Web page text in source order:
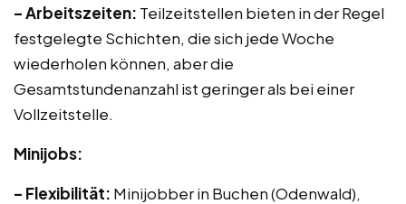
– Arbeitszeiten: Teilzeitstellen bieten in der Regel
festgelegte Schichten, die sich jede Woche
wiederholen können, aber die
Gesamtstundenanzahl ist geringer als bei einer
Vollzeitstelle.
Minijobs:
– Flexibilität: Minijobber in Buchen (Odenwald),